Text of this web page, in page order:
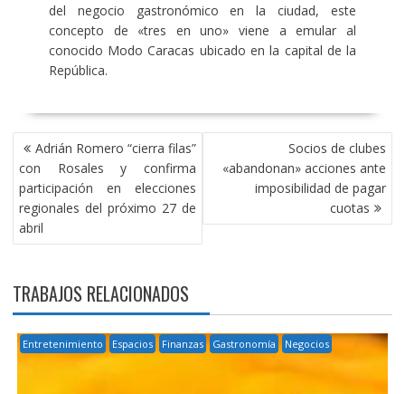
del negocio gastronómico en la ciudad, este
concepto de «tres en uno» viene a emular al
conocido Modo Caracas ubicado en la capital de la
República.
NAVEGACIÓN
DE
ENTRADAS
Adrián Romero “cierra filas”
con Rosales y confirma
participación en elecciones
regionales del próximo 27 de
abril
Socios de clubes
«abandonan» acciones ante
imposibilidad de pagar
cuotas
TRABAJOS RELACIONADOS
Entretenimiento Espacios Finanzas Gastronomía Negocios